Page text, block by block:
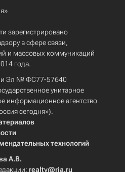
зарегистрировано
в сфере связи,
и массовых коммуникаций
года.
Эл № ФС77-57640
унитарное
информационное агентство
сегодня»).
технологий
А.В.
realty@ria.ru